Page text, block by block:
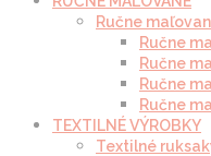
Ručne
Ručne
Ručne
Ručne
Ručne
TEXTILNÉ VÝROBKY
Textilné